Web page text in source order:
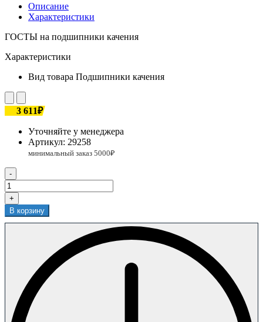
Описание
Характеристики
ГОСТЫ на подшипники качения
Характеристики
Вид товара Подшипники качения
3 611₽
Уточняйте у менеджера
Артикул: 29258
-
+
В корзину